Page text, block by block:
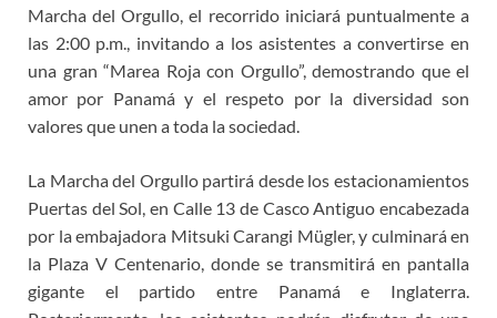
Marcha del Orgullo, el recorrido iniciará puntualmente a
las 2:00 p.m., invitando a los asistentes a convertirse en
una gran “Marea Roja con Orgullo”, demostrando que el
amor por Panamá y el respeto por la diversidad son
valores que unen a toda la sociedad.
La Marcha del Orgullo partirá desde los estacionamientos
Puertas del Sol, en Calle 13 de Casco Antiguo encabezada
por la embajadora Mitsuki Carangi Mügler, y culminará en
la Plaza V Centenario, donde se transmitirá en pantalla
gigante el partido entre Panamá e Inglaterra.